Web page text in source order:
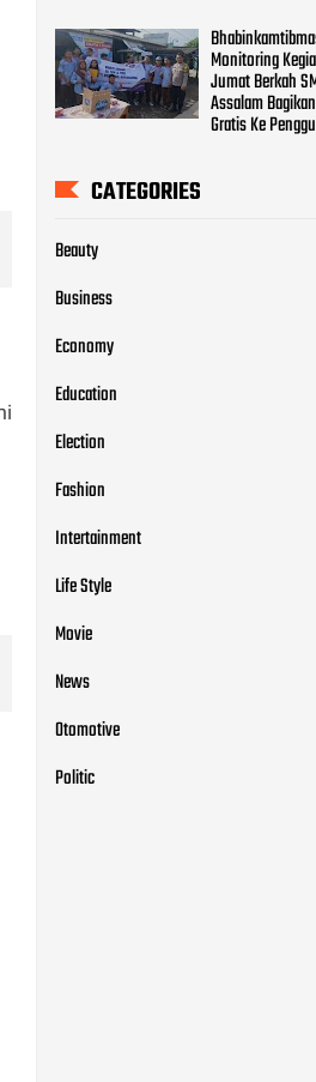
Monitoring
Jumat Berkah
Assalam
Gratis Ke
CATEGORIES
Beauty
Business
Economy
Education
Election
Fashion
Intertainment
Life Style
Movie
News
Otomotive
Politic